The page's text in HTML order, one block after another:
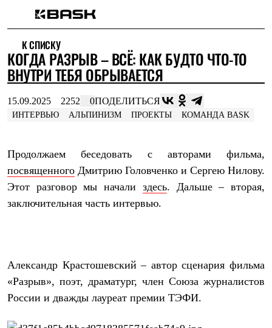
Интернет-магазин
Мужская одежда
Утепленная пухом
Куртки
Жилеты
Комбинезоны
Брюки
Штормовая одежда
Куртки
Брюки
Софтшелл одежда
Куртки
Жилеты
Термобелье
Теплое термобелье
Среднее термобелье
Лёгкая одежда
К СПИСКУ
КОГДА РАЗРЫВ – ВСЁ: КАК БУДТО ЧТО-ТО
ВНУТРИ ТЕБЯ ОБРЫВАЕТСЯ
15.09.2025 2252 0ПОДЕЛИТЬСЯ
ИНТЕРВЬЮ АЛЬПИНИЗМ ПРОЕКТЫ КОМАНДА BASK
Продолжаем беседовать с авторами фильма,
посвященного Дмитрию Головченко и Сергею Нилову.
Этот разговор мы начали здесь. Дальше – вторая,
заключительная часть интервью.
Александр Крастошевский – автор сценария фильма
«Разрыв», поэт, драматург, член Союза журналистов
России и дважды лауреат премии ТЭФИ.